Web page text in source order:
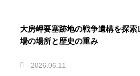
大房岬要塞跡地の戦争遺構を探索
場の場所と歴史の重み
2026.06.11